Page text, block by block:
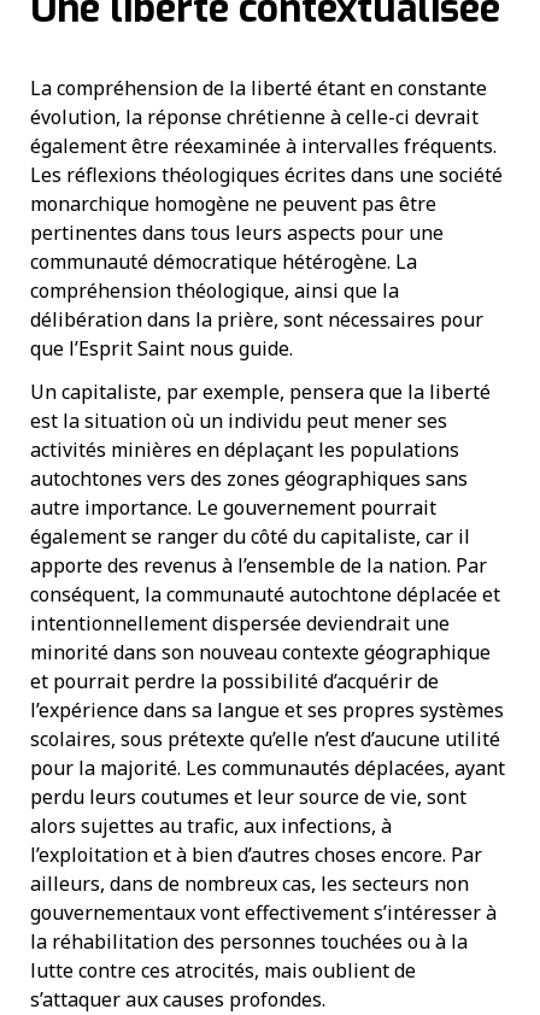
La compréhension de la liberté étant en constante
évolution, la réponse chrétienne à celle-ci devrait
également être réexaminée à intervalles fréquents.
Les réflexions théologiques écrites dans une société
monarchique homogène ne peuvent pas être
pertinentes dans tous leurs aspects pour une
communauté démocratique hétérogène. La
compréhension théologique, ainsi que la
délibération dans la prière, sont nécessaires pour
que l’Esprit Saint nous guide.
Un capitaliste, par exemple, pensera que la liberté
est la situation où un individu peut mener ses
activités minières en déplaçant les populations
autochtones vers des zones géographiques sans
autre importance. Le gouvernement pourrait
également se ranger du côté du capitaliste, car il
apporte des revenus à l’ensemble de la nation. Par
conséquent, la communauté autochtone déplacée et
intentionnellement dispersée deviendrait une
minorité dans son nouveau contexte géographique
et pourrait perdre la possibilité d’acquérir de
l’expérience dans sa langue et ses propres systèmes
scolaires, sous prétexte qu’elle n’est d’aucune utilité
pour la majorité. Les communautés déplacées, ayant
perdu leurs coutumes et leur source de vie, sont
alors sujettes au trafic, aux infections, à
l’exploitation et à bien d’autres choses encore. Par
ailleurs, dans de nombreux cas, les secteurs non
gouvernementaux vont effectivement s’intéresser à
la réhabilitation des personnes touchées ou à la
lutte contre ces atrocités, mais oublient de
s’attaquer aux causes profondes.